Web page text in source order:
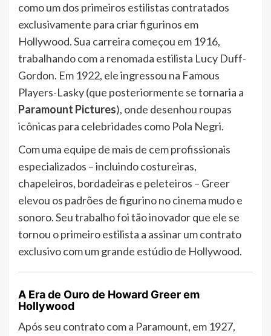
como um dos primeiros estilistas contratados
exclusivamente para criar figurinos em
Hollywood. Sua carreira começou em 1916,
trabalhando com a renomada estilista Lucy Duff-
Gordon. Em 1922, ele ingressou na Famous
Players-Lasky (que posteriormente se tornaria a
Paramount Pictures), onde desenhou roupas
icônicas para celebridades como Pola Negri.
Com uma equipe de mais de cem profissionais
especializados – incluindo costureiras,
chapeleiros, bordadeiras e peleteiros – Greer
elevou os padrões de figurino no cinema mudo e
sonoro. Seu trabalho foi tão inovador que ele se
tornou o primeiro estilista a assinar um contrato
exclusivo com um grande estúdio de Hollywood.
A Era de Ouro de Howard Greer em
Hollywood
Após seu contrato com a Paramount, em 1927,